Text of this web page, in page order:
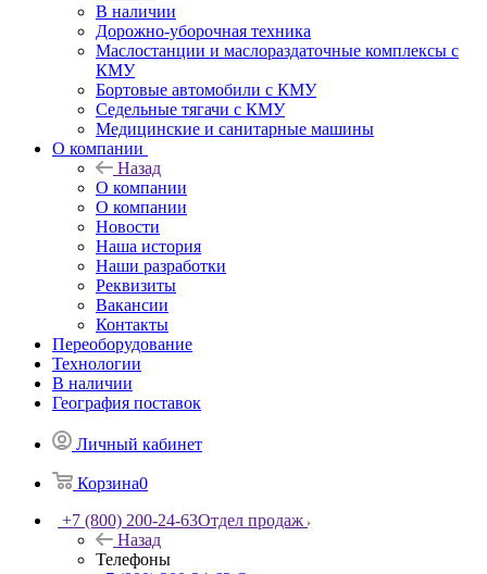
В наличии
Дорожно-уборочная техника
Маслостанции и маслораздаточные комплексы с
КМУ
Бортовые автомобили с КМУ
Седельные тягачи с КМУ
Медицинские и санитарные машины
О компании
Назад
О компании
О компании
Новости
Наша история
Наши разработки
Реквизиты
Вакансии
Контакты
Переоборудование
Технологии
В наличии
География поставок
Личный кабинет
Корзина0
+7 (800) 200-24-63Отдел продаж
Назад
Телефоны